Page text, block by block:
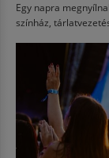
Egy napra
színház,